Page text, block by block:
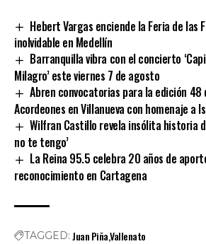
Hebert Vargas enciende la Feria de las
inolvidable en Medellín
Barranquilla vibra con el concierto
Milagro’ este viernes 7 de agosto
Abren convocatorias para la edición 48
Acordeones en Villanueva con homenaje a
Wilfran Castillo revela insólita historia
no te tengo’
La Reina 95.5 celebra 20 años de
reconocimiento en Cartagena
TAGGED: Juan PiñaVallenato